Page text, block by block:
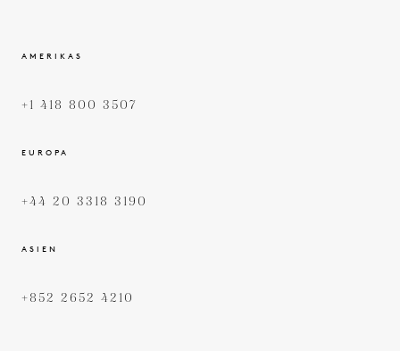
AMERIKAS
+1 418 800 3507
EUROPA
+44 20 3318 3190
ASIEN
+852 2652 4210